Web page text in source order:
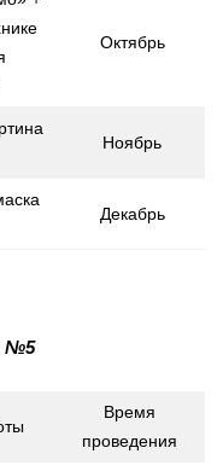
№21
№35
№22
№34
№23
№25
№26
№41
№42
Октябрь
Ноябрь
Декабрь
№5
Время
проведения